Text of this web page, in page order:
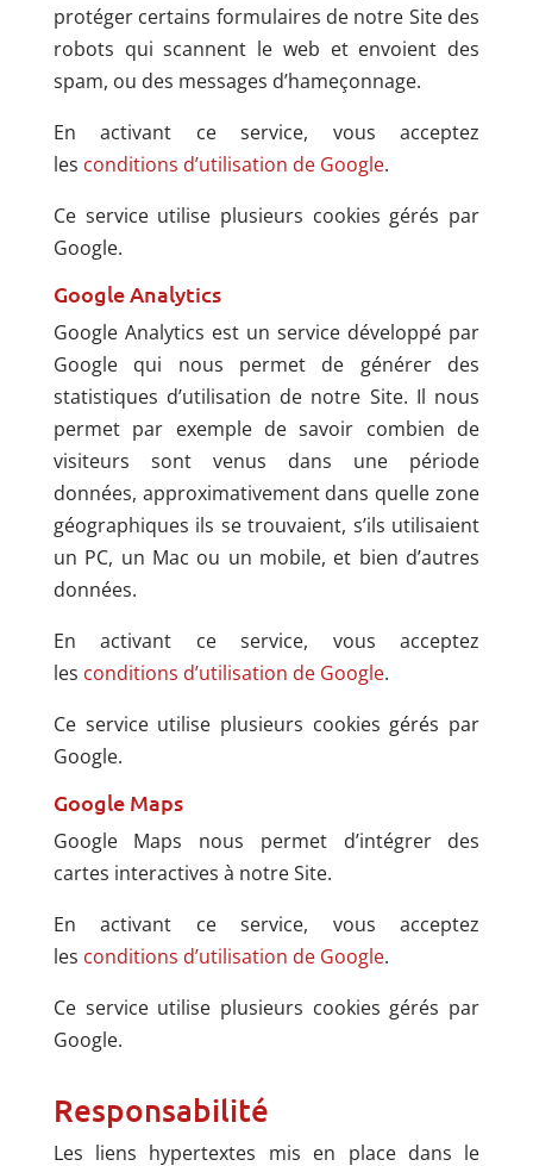
protéger certains formulaires de notre Site des
robots qui scannent le web et envoient des
spam, ou des messages d’hameçonnage.
En activant ce service, vous acceptez
les conditions d’utilisation de Google.
Ce service utilise plusieurs cookies gérés par
Google.
Google Analytics
Google Analytics est un service développé par
Google qui nous permet de générer des
statistiques d’utilisation de notre Site. Il nous
permet par exemple de savoir combien de
visiteurs sont venus dans une période
données, approximativement dans quelle zone
géographiques ils se trouvaient, s’ils utilisaient
un PC, un Mac ou un mobile, et bien d’autres
données.
En activant ce service, vous acceptez
les conditions d’utilisation de Google.
Ce service utilise plusieurs cookies gérés par
Google.
Google Maps
Google Maps nous permet d’intégrer des
cartes interactives à notre Site.
En activant ce service, vous acceptez
les conditions d’utilisation de Google.
Ce service utilise plusieurs cookies gérés par
Google.
Responsabilité
Les liens hypertextes mis en place dans le